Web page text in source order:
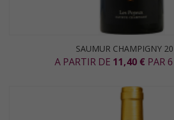
SAUMUR CHAMPIGNY
A PARTIR DE 11,40 € PAR